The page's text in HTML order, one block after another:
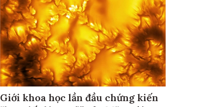
Giới khoa học lần đầu chứng kiến